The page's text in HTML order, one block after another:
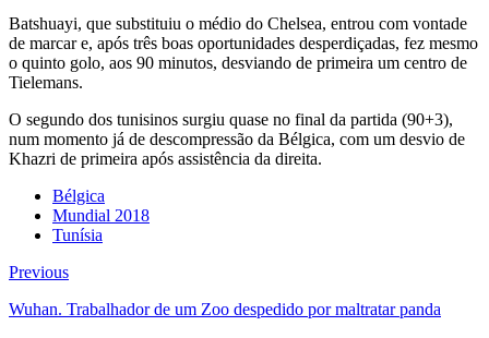
Batshuayi, que substituiu o médio do Chelsea, entrou com vontade
de marcar e, após três boas oportunidades desperdiçadas, fez mesmo
o quinto golo, aos 90 minutos, desviando de primeira um centro de
Tielemans.
O segundo dos tunisinos surgiu quase no final da partida (90+3),
num momento já de descompressão da Bélgica, com um desvio de
Khazri de primeira após assistência da direita.
Bélgica
Mundial 2018
Tunísia
Previous
Wuhan. Trabalhador de um Zoo despedido por maltratar panda